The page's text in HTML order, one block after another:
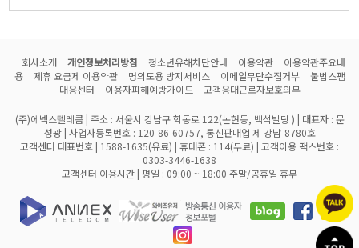
회사소개 개인정보처리방침 청소년유해차단안내 이용약관
이용약관주요내
용
제휴 요금제 이용약관 명의도용 방지서비스 이메일무단수집거부
불법스팸
대응센터
이용자피해예방가이드 고객응대근로자보호의무
(주)에넥스텔레콤 | 주소 : 서울시 강남구 학동로 122(논현동, 백석빌딩 ) | 대표자 : 문
성광 | 사업자등록번호 : 120-86-60757, 통신판매업 제 강남-8780호
고객센터 대표번호 | 1588-1635(유료) | 휴대폰 : 114(무료) | 고객이용 팩스번호 :
0303-3446-1638
고객센터 이용시간 | 평일 : 09:00 ~ 18:00 주말/공휴일 휴무